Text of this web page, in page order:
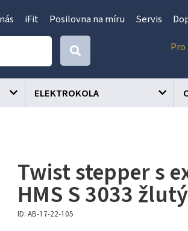
iFit Posilovna na míru Servis
ELEKTROKOLA
Twist stepper s
HMS S 3033 žlutý
ID: AB-17-22-105